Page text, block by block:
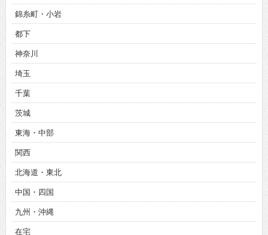
錦糸町・小岩
都下
神奈川
埼玉
千葉
茨城
東海・中部
関西
北海道・東北
中国・四国
九州・沖縄
在宅